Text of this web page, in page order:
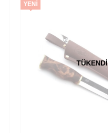
TÜKENDI
YENI